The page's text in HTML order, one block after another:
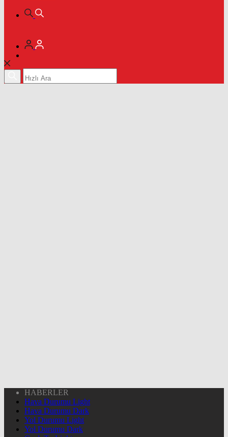
HABERLER
Hava Durumu Light
Hava Durumu Dark
Yol Durumu Light
Yol Durumu Dark